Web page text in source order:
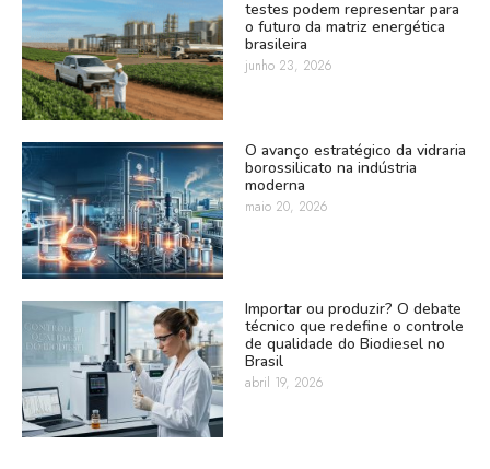
testes podem representar para
o futuro da matriz energética
brasileira
junho 23, 2026
O avanço estratégico da vidraria
borossilicato na indústria
moderna
maio 20, 2026
Importar ou produzir? O debate
técnico que redefine o controle
de qualidade do Biodiesel no
Brasil
abril 19, 2026